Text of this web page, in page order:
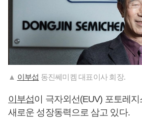
▲ 이부섭 동진쎄미켐 대표이사 회장.
이부섭이 극자외선(EUV) 포토레
새로운 성장동력으로 삼고 있다.